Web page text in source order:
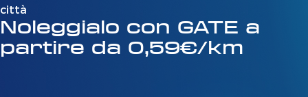
città
Noleggialo con GATE a
partire da 0,59€/km